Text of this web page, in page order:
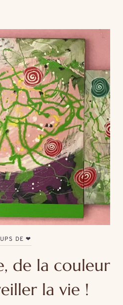
DE ❤
de la couleur
la vie !